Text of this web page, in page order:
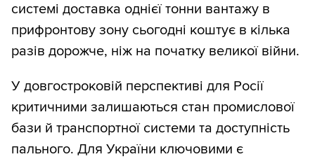
системі доставка однієї тонни вантажу в
прифронтову зону сьогодні коштує в кілька
разів дорожче, ніж на початку великої війни.
У довгостроковій перспективі для Росії
критичними залишаються стан промислової
бази й транспортної системи та доступність
пального. Для України ключовими є